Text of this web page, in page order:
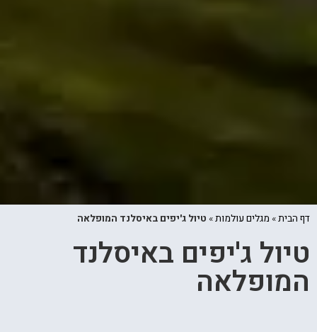
דף הבית» מגלים עולמות» טיול ג'יפים באיסלנד המופלאה
טיול ג'יפים באיסלנד
המופלאה